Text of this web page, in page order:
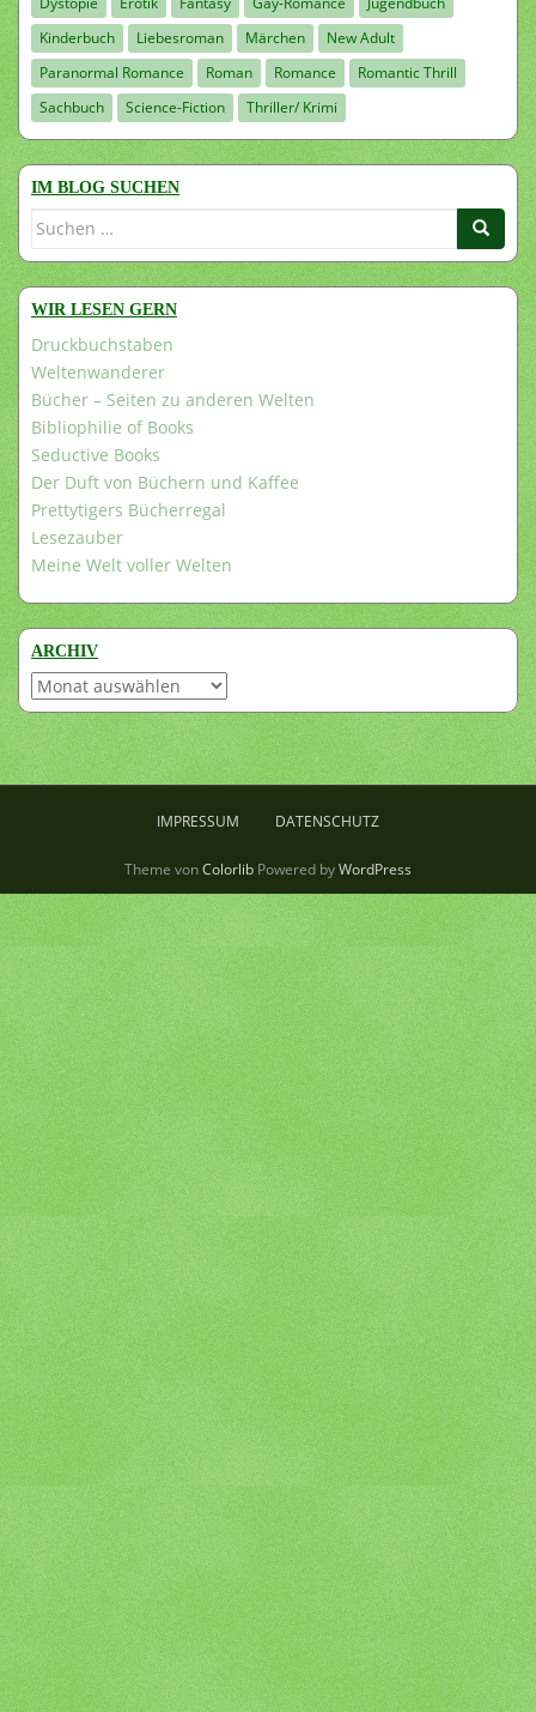
Kinderbuch
Liebesroman Märchen
New Adult
Paranormal Romance
Roman Romance
Romantic Thrill
Sachbuch
Science-Fiction Thriller/ Krimi
IM BLOG SUCHEN
Suchen
WIR LESEN GERN
Druckbuchstaben
Weltenwanderer
Bücher – Seiten zu anderen Welten
Bibliophilie of Books
Seductive Books
Der Duft von Büchern und Kaffee
Prettytigers Bücherregal
Lesezauber
Meine Welt voller Welten
ARCHIV
Archiv
IMPRESSUM DATENSCHUTZ
Theme vonColorlib Powered byWordPress